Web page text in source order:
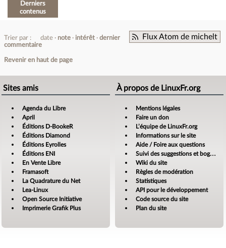
Derniers
contenus
Flux Atom de michelt
Trier par : date note intérêt
dernier
commentaire
Revenir en haut de page
Sites amis
Agenda du Libre
April
Éditions D-BookeR
Éditions Diamond
Éditions Eyrolles
Éditions ENI
En Vente Libre
Framasoft
La Quadrature du Net
Lea-Linux
Open Source Initiative
Imprimerie Grafik Plus
À propos de LinuxFr.org
Mentions légales
Faire un don
L’équipe de LinuxFr.org
Informations sur le site
Aide / Foire aux questions
Suivi des suggestions et bogues
Wiki du site
Règles de modération
Statistiques
API pour le développement
Code source du site
Plan du site